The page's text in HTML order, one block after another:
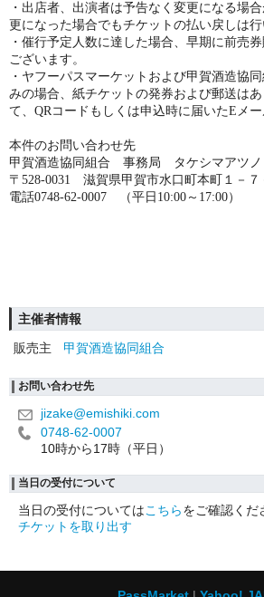
・出店者、出演者は予告なく変更になる場
更になった場合でもチケットの払い戻しは行
・催行予定人数に達した場合、早期に前売
ございます。
・ヤフーパスマーケットおよび甲賀酒造協
みの場合、紙チケットの発券および郵送は
て、QRコードもしくは申込時に届いたEメー
本件のお問い合わせ先
甲賀酒造協同組合 事務局 タケシマアツノ
〒528-0031 滋賀県甲賀市水口町本町１－７
電話0748-62-0007 （平日10:00～17:00）
主催者情報
販売主
甲賀酒造協同組合
お問い合わせ先
jizake@emishiki.com
0748-62-0007
10時から17時（平日）
当日の受付について
当日の受付についてはこちらをご確認くだ
チケットを取り出す